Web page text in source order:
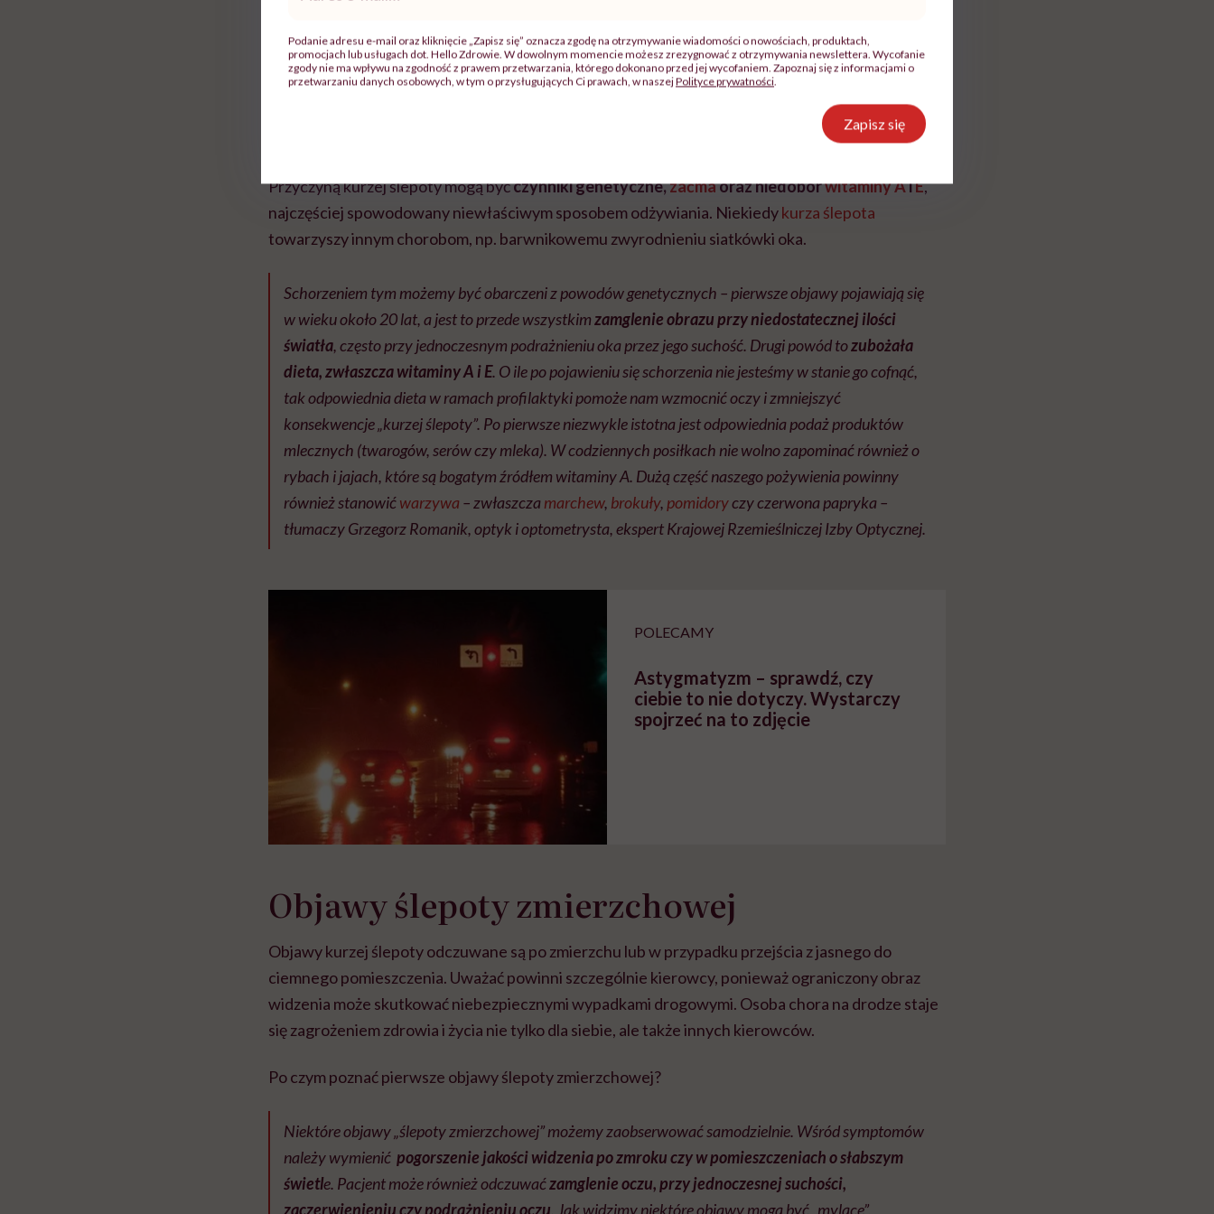
Powody powstawania kurzej ślepoty
Przyczyną kurzej ślepoty mogą byćczynniki genetyczne,zaćmaoraz niedobórwitaminy AiE,
najczęściej spowodowany niewłaściwym sposobem odżywiania. Niekiedykurza ślepota
towarzyszy innym chorobom, np. barwnikowemu zwyrodnieniu siatkówki oka.
Schorzeniem tym możemy być obarczeni z powodów genetycznych – pierwsze objawy pojawiają się
w wieku około 20 lat, a jest to przede wszystkimzamglenie obrazu przy niedostatecznej ilości
światła, często przy jednoczesnym podrażnieniu oka przez jego suchość. Drugi powód tozubożała
dieta, zwłaszcza witaminy A iE. O ile po pojawieniu się schorzenia nie jesteśmy w stanie go cofnąć,
tak odpowiednia dieta w ramach profilaktyki pomoże nam wzmocnić oczy i zmniejszyć
konsekwencje „kurzej ślepoty”. Po pierwsze niezwykle istotna jest odpowiednia podaż produktów
mlecznych (twarogów, serów czy mleka). W codziennych posiłkach nie wolno zapominać również o
rybach i jajach, które są bogatym źródłem witaminy A. Dużą część naszego pożywienia powinny
również stanowićwarzywa – zwłaszcza marchew, brokuły, pomidoryczy czerwona papryka –
tłumaczy Grzegorz Romanik, optyk i optometrysta, ekspert Krajowej Rzemieślniczej Izby Optycznej.
POLECAMY
Astygmatyzm – sprawdź, czy
ciebie to nie dotyczy. Wystarczy
spojrzeć na to zdjęcie
Objawy ślepoty zmierzchowej
Objawy kurzej ślepoty odczuwane są po zmierzchu lub w przypadku przejścia z jasnego do
ciemnego pomieszczenia. Uważać powinni szczególnie kierowcy, ponieważ ograniczony obraz
widzenia może skutkować niebezpiecznymi wypadkami drogowymi. Osoba chora na drodze staje
się zagrożeniem zdrowia i życia nie tylko dla siebie, ale także innych kierowców.
Po czym poznać pierwsze objawy ślepoty zmierzchowej?
Niektóre objawy „ślepoty zmierzchowej” możemy zaobserwować samodzielnie. Wśród symptomów
należy wymienić pogorszenie jakości widzenia po zmroku czy w pomieszczeniach o słabszym
świetle. Pacjent może również odczuwaćzamglenie oczu, przy jednoczesnej suchości,
zaczerwienieniu czy podrażnieniu oczu . Jak widzimy niektóre objawy mogą być „mylące”,
mail*
Podanie adresu e-mail oraz kliknięcie „Zapisz się” oznacza zgodę na otrzymywanie wiadomości o nowościach, produktach,
promocjach lub usługach dot. Hello Zdrowie. W dowolnym momencie możesz zrezygnować z otrzymywania newslettera. Wycofanie
zgody nie ma wpływu na zgodność z prawem przetwarzania, którego dokonano przed jej wycofaniem. Zapoznaj się z informacjami o
przetwarzaniu danych osobowych, w tym o przysługujących Ci prawach, w naszejPolityce prywatności.
Zapisz się